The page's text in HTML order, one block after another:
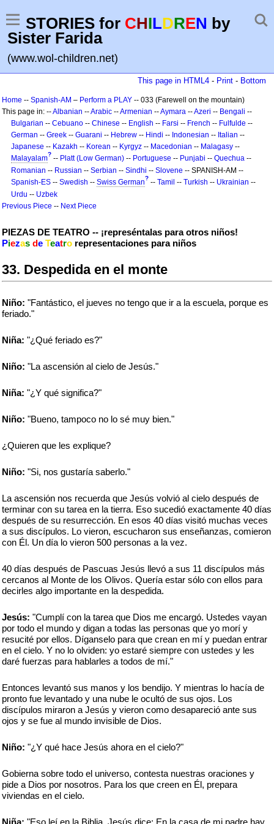
STORIES for CHILDREN by
Sister Farida
(www.wol-children.net)
This page in HTML4 - Print - Bottom
Home -- Spanish-AM – Perform a PLAY -- 033 (Farewell on the mountain)
This page in: --Albanian --Arabic --Armenian --Aymara --Azeri -- Bengali --
Bulgarian -- Cebuano -- Chinese -- English -- Farsi -- French -- Fulfulde --
German -- Greek -- Guarani -- Hebrew -- Hindi -- Indonesian -- Italian --
Japanese -- Kazakh -- Korean -- Kyrgyz -- Macedonian -- Malagasy --
Malayalam? -- Platt (Low German) -- Portuguese -- Punjabi -- Quechua --
Romanian -- Russian -- Serbian -- Sindhi -- Slovene -- SPANISH-AM --
Spanish-ES -- Swedish -- Swiss German? -- Tamil -- Turkish -- Ukrainian --
Urdu -- Uzbek
Previous Piece -- Next Piece
PIEZAS DE TEATRO -- ¡represéntalas para otros niños!
Piezas de Teatro representaciones para niños
33. Despedida en el monte
Niño: "Fantástico, el jueves no tengo que ir a la escuela, porque es
feriado."
Niña: "¿Qué feriado es?"
Niño: "La ascensión al cielo de Jesús."
Niña: "¿Y qué significa?"
Niño: "Bueno, tampoco no lo sé muy bien."
¿Quieren que les explique?
Niño: "Si, nos gustaría saberlo."
La ascensión nos recuerda que Jesús volvió al cielo después de
terminar con su tarea en la tierra. Eso sucedió exactamente 40 días
después de su resurrección. En esos 40 días visitó muchas veces
a sus discípulos. Lo vieron, escucharon sus enseñanzas, comieron
con Él. Un día lo vieron 500 personas a la vez.
40 días después de Pascuas Jesús llevó a sus 11 discípulos más
cercanos al Monte de los Olivos. Quería estar sólo con ellos para
decirles algo importante en la despedida.
Jesús: "Cumplí con la tarea que Dios me encargó. Ustedes vayan
por todo el mundo y digan a todas las personas que yo morí y
resucité por ellos. Díganselo para que crean en mí y puedan entrar
en el cielo. Y no lo olviden: yo estaré siempre con ustedes y les
daré fuerzas para hablarles a todos de mí."
Entonces levantó sus manos y los bendijo. Y mientras lo hacía de
pronto fue levantado y una nube le ocultó de sus ojos. Los
discípulos miraron a Jesús y vieron como desapareció ante sus
ojos y se fue al mundo invisible de Dios.
Niño: "¿Y qué hace Jesús ahora en el cielo?"
Gobierna sobre todo el universo, contesta nuestras oraciones y
pide a Dios por nosotros. Para los que creen en Él, prepara
viviendas en el cielo.
Niña: "Eso leí en la Biblia. Jesús dice: En la casa de mi padre hay